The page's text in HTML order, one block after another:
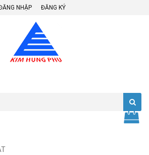
NHẬP ĐĂNG KÝ